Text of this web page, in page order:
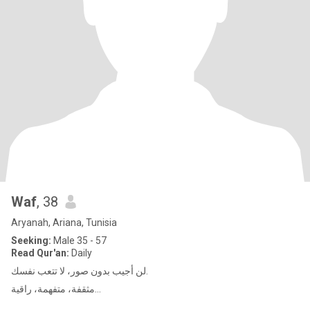
Waf, 38
Aryanah, Ariana, Tunisia
Seeking: Male 35 - 57
Read Qur'an: Daily